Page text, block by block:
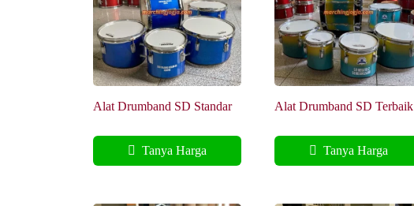
Alat Drumband SD Standar
Tanya Harga
Alat Drumband SD Terbaik
Tanya Harga